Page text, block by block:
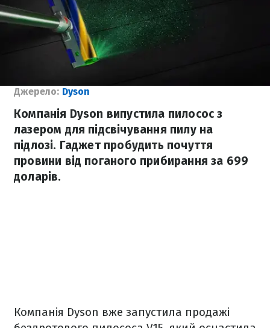
Джерело: Dyson
Компанія Dyson випустила пилосос з
лазером для підсвічування пилу на
підлозі. Гаджет пробудить почуття
провини від поганого прибирання за 699
доларів.
Компанія Dyson вже запустила продажі